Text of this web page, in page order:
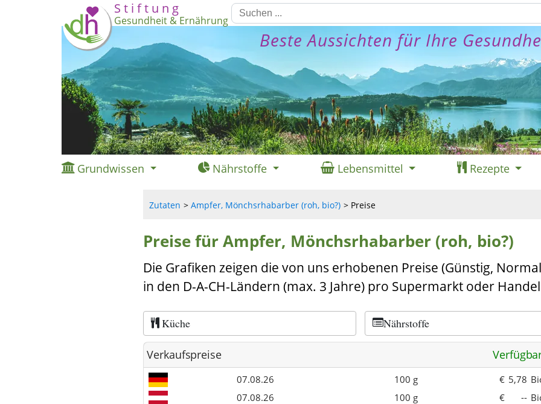
S t i f t u n g
Gesundheit & Ernährung
Beste Aussichten für Ihre
Grundwissen Nährstoffe Lebensmittel Rezepte
Zutaten Ampfer, Mönchsrhabarber (roh, bio?) Preise
Preise für Ampfer, Mönchsrhabarber (roh, bio?)
Die Grafiken zeigen die von uns erhobenen Preise (Günstig,
in den D-A-CH-Ländern (max. 3 Jahre) pro Supermarkt oder
Küche Nährstoffe
Verkaufspreise
07.08.26 100 g € 5,78
07.08.26
100 g € --